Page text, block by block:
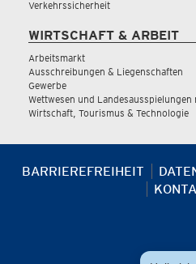
Verkehrssicherheit
WIRTSCHAFT & ARBEIT
Arbeitsmarkt
Ausschreibungen & Liegenschaften
Gewerbe
Wettwesen und
Wirtschaft, Tourismus & Technologie
BARRIEREFREIHEIT